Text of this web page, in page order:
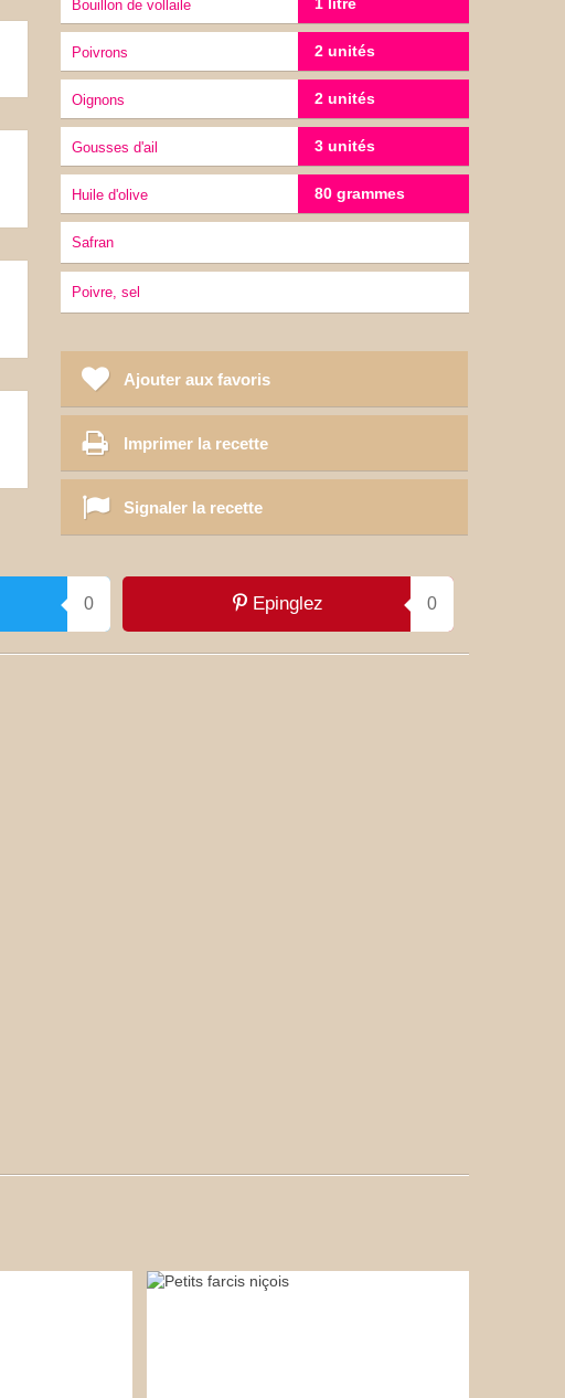
Bouillon de vollaile
Poivrons 2 unités
Oignons 2 unités
gousses d'ail 3 unités
Huile d'olive 80 grammes
Safran
poivre, sel
Ajouter aux favoris
Imprimer la recette
Signaler la recette
0 Epinglez 0